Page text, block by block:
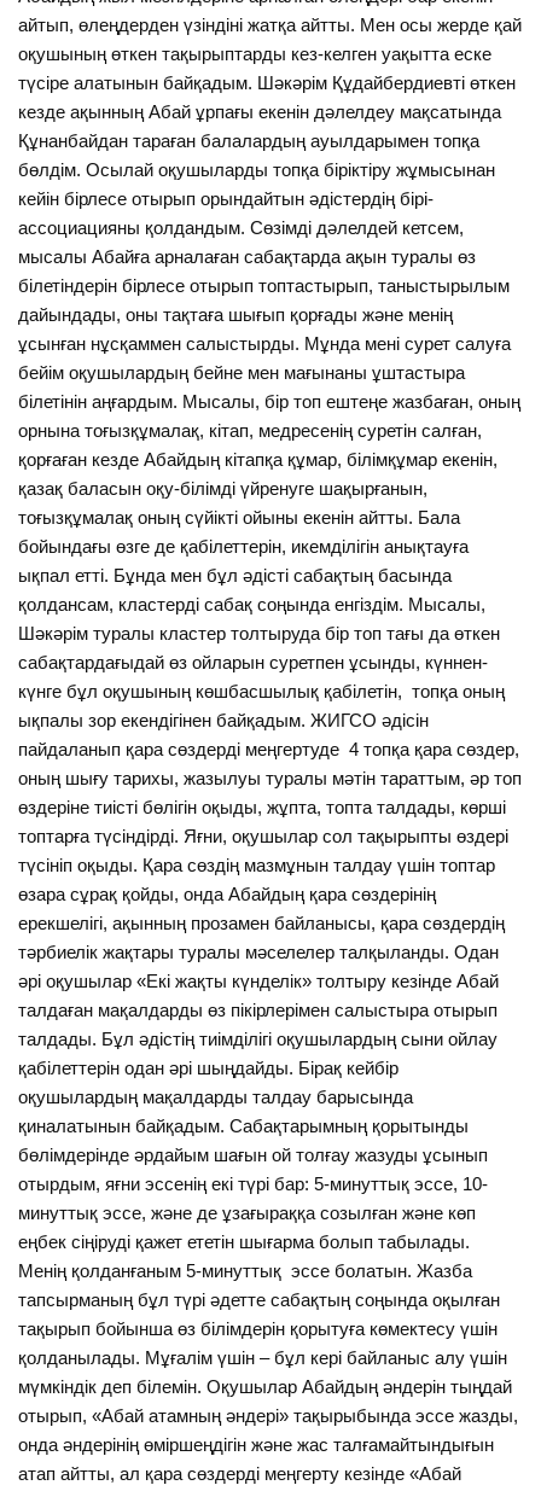
айтып, өлеңдерден үзіндіні жатқа айтты. Мен осы жерде қай
оқушының өткен тақырыптарды кез-келген уақытта еске
түсіре алатынын байқадым. Шәкәрім Құдайбердиевті өткен
кезде ақынның Абай ұрпағы екенін дәлелдеу мақсатында
Құнанбайдан тараған балалардың ауылдарымен топқа
бөлдім. Осылай оқушыларды топқа біріктіру жұмысынан
кейін бірлесе отырып орындайтын әдістердің бірі-
ассоциацияны қолдандым. Сөзімді дәлелдей кетсем,
мысалы Абайға арналаған сабақтарда ақын туралы өз
білетіндерін бірлесе отырып топтастырып, таныстырылым
дайындады, оны тақтаға шығып қорғады және менің
ұсынған нұсқаммен салыстырды. Мұнда мені сурет салуға
бейім оқушылардың бейне мен мағынаны ұштастыра
білетінін аңғардым. Мысалы, бір топ ештеңе жазбаған, оның
орнына тоғызқұмалақ, кітап, медресенің суретін салған,
қорғаған кезде Абайдың кітапқа құмар, білімқұмар екенін,
қазақ баласын оқу-білімді үйренуге шақырғанын,
тоғызқұмалақ оның сүйікті ойыны екенін айтты. Бала
бойындағы өзге де қабілеттерін, икемділігін анықтауға
ықпал етті. Бұнда мен бұл әдісті сабақтың басында
қолдансам, кластерді сабақ соңында енгіздім. Мысалы,
Шәкәрім туралы кластер толтыруда бір топ тағы да өткен
сабақтардағыдай өз ойларын суретпен ұсынды, күннен-
күнге бұл оқушының көшбасшылық қабілетін, топқа оның
ықпалы зор екендігінен байқадым. ЖИГСО әдісін
пайдаланып қара сөздерді меңгертуде 4 топқа қара сөздер,
оның шығу тарихы, жазылуы туралы мәтін тараттым, әр топ
өздеріне тиісті бөлігін оқыды, жұпта, топта талдады, көрші
топтарға түсіндірді. Яғни, оқушылар сол тақырыпты өздері
түсініп оқыды. Қара сөздің мазмұнын талдау үшін топтар
өзара сұрақ қойды, онда Абайдың қара сөздерінің
ерекшелігі, ақынның прозамен байланысы, қара сөздердің
тәрбиелік жақтары туралы мәселелер талқыланды. Одан
әрі оқушылар «Екі жақты күнделік» толтыру кезінде Абай
талдаған мақалдарды өз пікірлерімен салыстыра отырып
талдады. Бұл әдістің тиімділігі оқушылардың сыни ойлау
қабілеттерін одан әрі шыңдайды. Бірақ кейбір
оқушылардың мақалдарды талдау барысында
қиналатынын байқадым. Сабақтарымның қорытынды
бөлімдерінде әрдайым шағын ой толғау жазуды ұсынып
отырдым, яғни эссенің екі түрі бар: 5-минуттық эссе, 10-
минуттық эссе, және де ұзағыраққа созылған және көп
еңбек сіңіруді қажет ететін шығарма болып табылады.
Менің қолданғаным 5-минуттық эссе болатын. Жазба
тапсырманың бұл түрі әдетте сабақтың соңында оқылған
тақырып бойынша өз білімдерін қорытуға көмектесу үшін
қолданылады. Мұғалім үшін – бұл кері байланыс алу үшін
мүмкіндік деп білемін. Оқушылар Абайдың әндерін тыңдай
отырып, «Абай атамның әндері» тақырыбында эссе жазды,
онда әндерінің өміршеңдігін және жас талғамайтындығын
атап айтты, ал қара сөздерді меңгерту кезінде «Абай